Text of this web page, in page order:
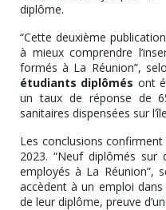
diplôme.
“Cette deuxième
à mieux comprendre
formés à La Réunion”,
étudiants diplômés ont
un taux de réponse de
sanitaires dispensées sur
Les conclusions
2023. “Neuf diplômés
employés à La Réunion”,
accèdent à un emploi
de leur diplôme, preuve